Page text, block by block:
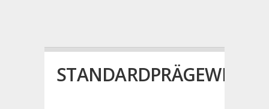
STANDARDPRÄGEWERKE